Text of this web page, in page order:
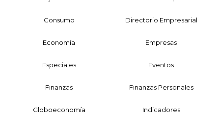
Consumo Directorio Empresarial
Economía Empresas
Especiales Eventos
Finanzas Finanzas Personales
Globoeconomía Indicadores